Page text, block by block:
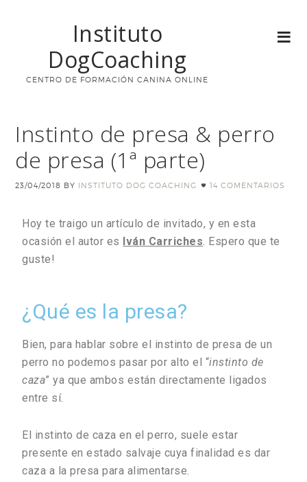
Instituto
DogCoaching
CENTRO DE FORMACIÓN CANINA ONLINE
Instinto de presa & perro
de presa (1ª parte)
23/04/2018 BY INSTITUTO DOG COACHING 14 COMENTARIOS
Hoy te traigo un artículo de invitado, y en esta
ocasión el autor es Iván Carriches. Espero que te
guste!
¿Qué es la presa?
Bien, para hablar sobre el instinto de presa de un
perro no podemos pasar por alto el “instinto de
caza” ya que ambos están directamente ligados
entre sí.
El instinto de caza en el perro, suele estar
presente en estado salvaje cuya finalidad es dar
caza a la presa para alimentarse.